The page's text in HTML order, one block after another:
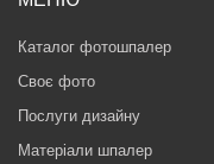
Каталог фотошпалер
Своє фото
Послуги дизайну
Матеріали шпалер